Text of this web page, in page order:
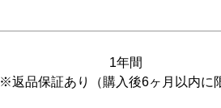
1年間
※返品保証あり（購入後6ヶ月以内に